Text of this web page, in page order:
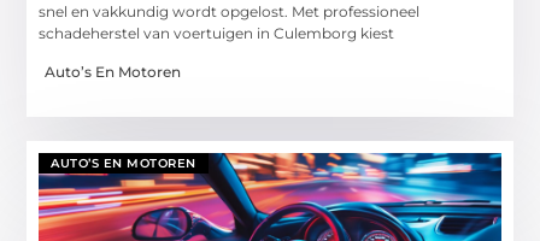
snel en vakkundig wordt opgelost. Met professioneel
schadeherstel van voertuigen in Culemborg kiest
Auto’s En Motoren
AUTO’S EN MOTOREN